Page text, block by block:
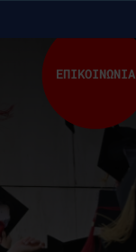
ΕΠΙΚΟΙΝΩΝΙΑ